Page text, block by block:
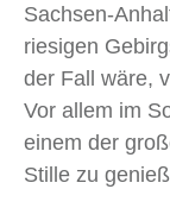
Sachsen-
riesigen
der Fall wäre,
Vor allem im
einem der
Stille zu